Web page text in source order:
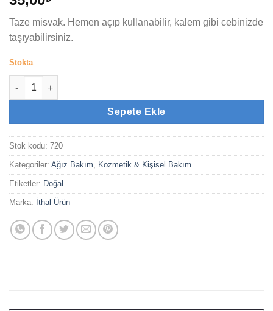
Taze misvak. Hemen açıp kullanabilir, kalem gibi cebinizde
taşıyabilirsiniz.
Stokta
Misvak (Kutulu) adet
Sepete Ekle
Stok kodu: 720
Kategoriler: Ağız Bakım Kozmetik & Kişisel Bakım
Etiketler: Doğal
Marka: İthal Ürün